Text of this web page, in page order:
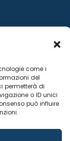
come i
del
permetterà di
o ID unici
può influire